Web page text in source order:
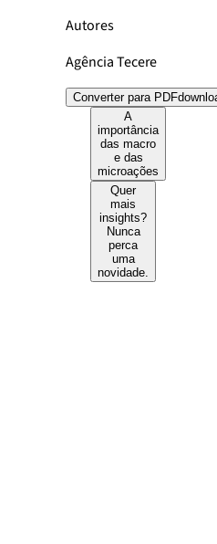
Autores
Agência Tecere
Converter para PDF
A
importância
das macro
e das
microações
Quer
mais
insights?
Nunca
perca
uma
novidade.